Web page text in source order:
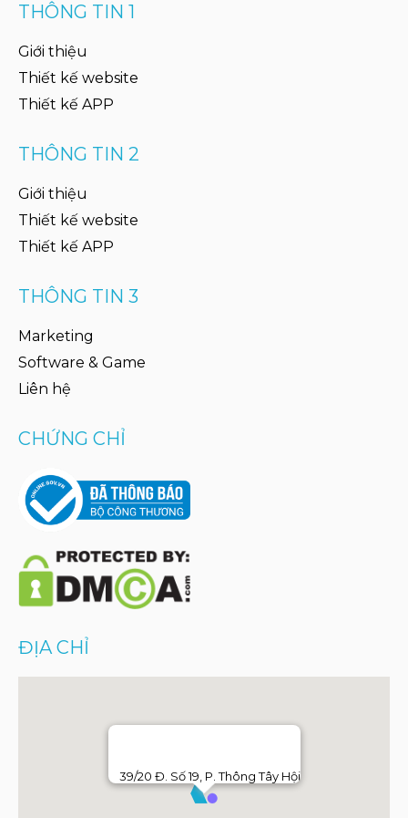
THÔNG TIN 1
Giới thiệu
Thiết kế website
Thiết kế APP
THÔNG TIN 2
Giới thiệu
Thiết kế website
Thiết kế APP
THÔNG TIN 3
Marketing
Software & Game
Liên hệ
CHỨNG CHỈ
ĐỊA CHỈ
39/20 Đ. Số 19, P. Thông Tây Hội